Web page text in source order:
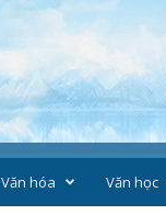
Văn hóa Văn học